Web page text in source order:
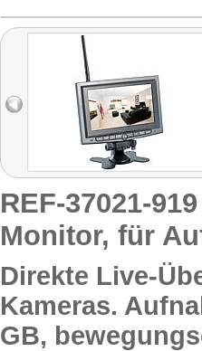
REF-37021-
Monitor, für
Direkte Live-
Kameras.
GB,